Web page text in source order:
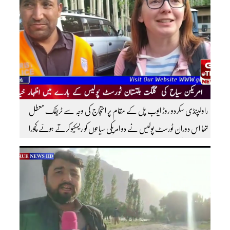
راولپنڈی سکردو روڑ ایوب پل کے مقام پر احتجاج کی وجہ سے ٹریفک معطل
تھا اس دوران ٹورسٹ پولیس نے دو امریکی سیاحوں کو ریسکیو کرتے ہوئے کچورا
پہنچایا تھا امریکی سیاحوں کی گلگت بلتستان ٹورسٹ پولیس کے بارے اظہار
خیال کرتے ہوئے مزید اچھی اچھی ویڈیوز دیکھنے کے لئے ہمارے یوٹیوب چینل کو